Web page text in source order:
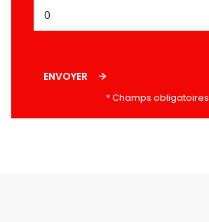
ENVOYER
* Champs obligatoires